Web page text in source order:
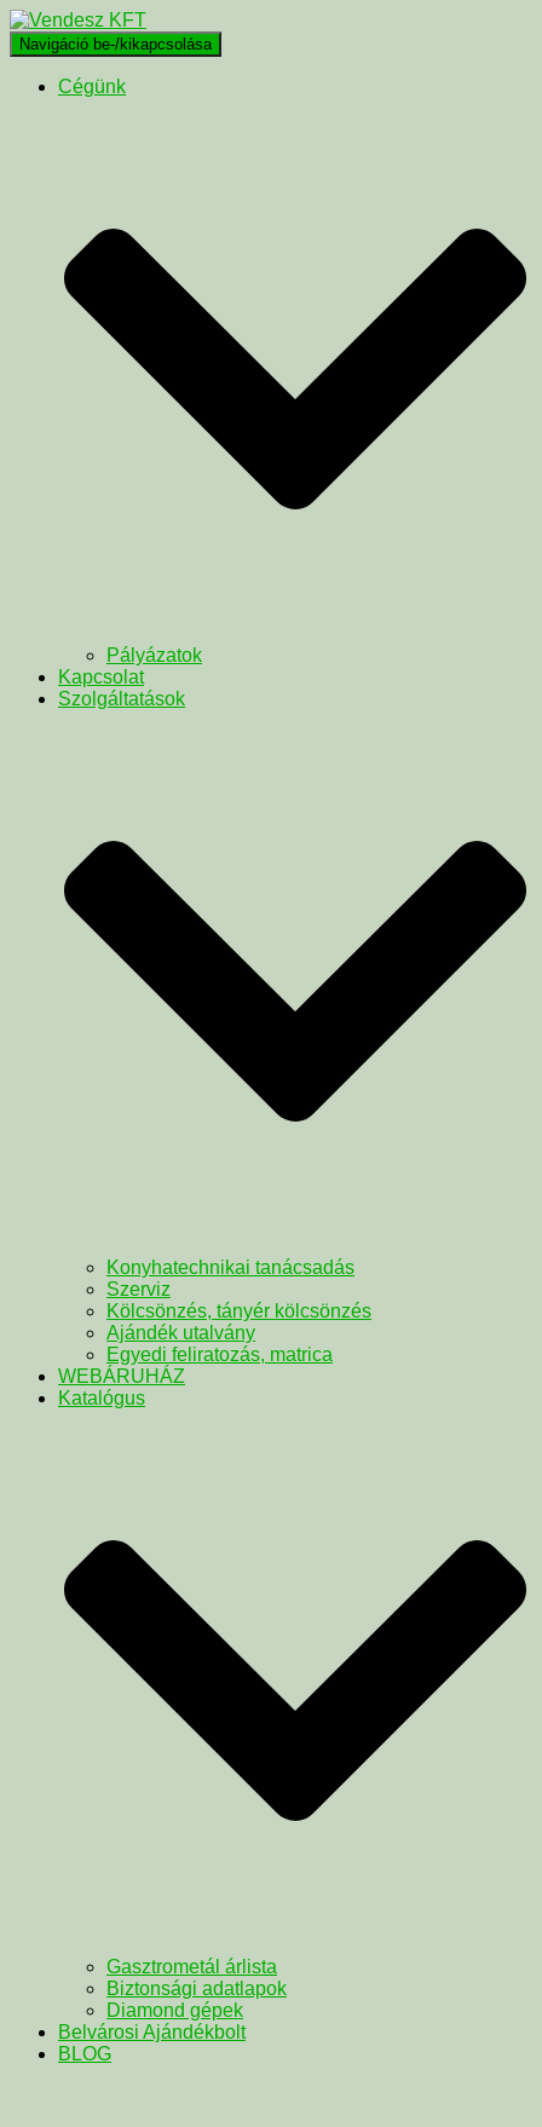
Navigáció be-/kikapcsolása
Cégünk
Pályázatok
Kapcsolat
Szolgáltatások
Konyhatechnikai tanácsadás
Szerviz
Kölcsönzés, tányér kölcsönzés
Ajándék utalvány
Egyedi feliratozás, matrica
WEBÁRUHÁZ
Katalógus
Gasztrometál árlista
Biztonsági adatlapok
Diamond gépek
Belvárosi Ajándékbolt
BLOG